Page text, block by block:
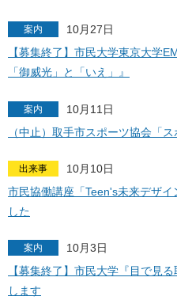
案内
10月27日
【募集終了】市民大学東京大学
「御威光」と「いえ」』
案内
10月11日
（中止）取手市スポーツ協会「
出来事
10月10日
市民協働講座「Teen's未来デザ
した
案内
10月3日
【募集終了】市民大学『目で見
します